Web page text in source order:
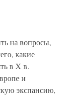
на вопросы,
какие
в X в.
и
экспансию,